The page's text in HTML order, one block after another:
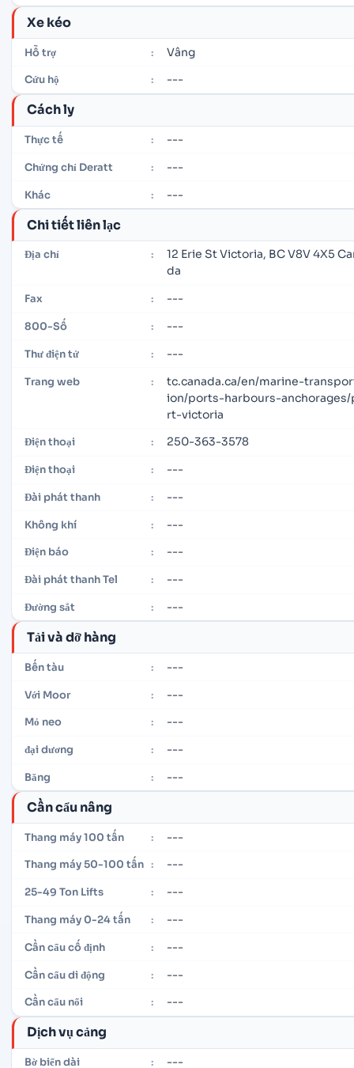
Xe kéo
Hỗ trợ : Vâng
Cứu hộ : ---
Cách ly
Thực tế : ---
Chứng chỉ Deratt : ---
Khác : ---
Chi tiết liên lạc
Địa chỉ :
12 Erie St Victoria, BC V8V 4X5
da
Fax : ---
800-Số : ---
Thư điện tử : ---
Trang web :
tc.canada.ca/en/marine-
ion/ports-harbours-anchorages/
rt-victoria
Điện thoại : 250-363-3578
Điện thoại : ---
Đài phát thanh : ---
Không khí : ---
Điện báo : ---
Đài phát thanh Tel : ---
Đường sắt : ---
Tải và dỡ hàng
Bến tàu : ---
Với Moor : ---
Mỏ neo : ---
đại dương : ---
Băng : ---
Cần cẩu nâng
Thang máy 100 tấn : ---
Thang máy 50-100 tấn : ---
25-49 Ton Lifts : ---
Thang máy 0-24 tấn : ---
Cần cẩu cố định : ---
Cần cẩu di động : ---
Cần cẩu nổi : ---
Dịch vụ cảng
Bờ biển dài : ---